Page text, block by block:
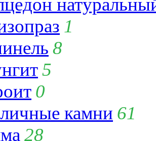
1
8
5
0
камни 61
28